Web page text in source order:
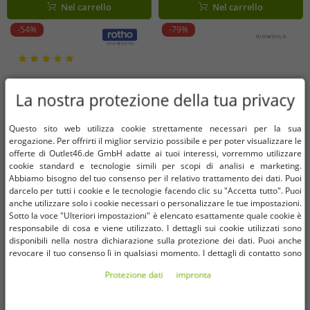
Nel carrello
Nel carrello
-54%
Taglie disponibili
-79%
Taglie disponibili
La nostra protezione della tua privacy
Questo sito web utilizza cookie strettamente necessari per la sua
erogazione. Per offrirti il ​​miglior servizio possibile e per poter visualizzare le
offerte di Outlet46.de GmbH adatte ai tuoi interessi, vorremmo utilizzare
cookie standard e tecnologie simili per scopi di analisi e marketing.
Abbiamo bisogno del tuo consenso per il relativo trattamento dei dati. Puoi
darcelo per tutti i cookie e le tecnologie facendo clic su "Accetta tutto". Puoi
anche utilizzare solo i cookie necessari o personalizzare le tue impostazioni.
Sotto la voce "Ulteriori impostazioni" è elencato esattamente quale cookie è
responsabile di cosa e viene utilizzato. I dettagli sui cookie utilizzati sono
disponibili nella nostra dichiarazione sulla protezione dei dati. Puoi anche
revocare il tuo consenso lì in qualsiasi momento. I dettagli di contatto sono
Protezione dati impronta